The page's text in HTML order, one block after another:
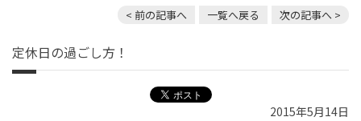
< 前の記事へ 一覧へ戻る 次の記事へ >
定休日の過ごし方！
2015年5月14日